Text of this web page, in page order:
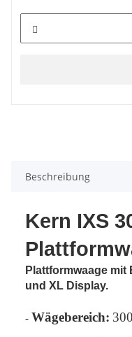
Beschreibung
Kern IXS
Plattformwaage mit
und XL Display.
- Wägebereich: